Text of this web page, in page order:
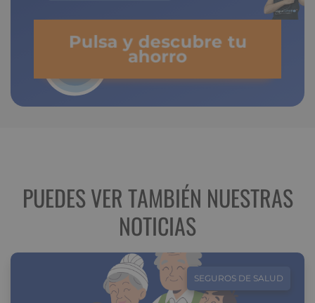
Pulsa y descubre tu
ahorro
PUEDES VER TAMBIÉN NUESTRAS
NOTICIAS
SEGUROS DE SALUD